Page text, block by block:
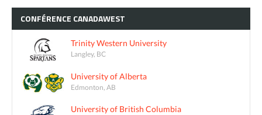
CONFÉRENCE CANADAWEST
Trinity Western University
Langley, BC
University of Alberta
Edmonton, AB
University of British Columbia